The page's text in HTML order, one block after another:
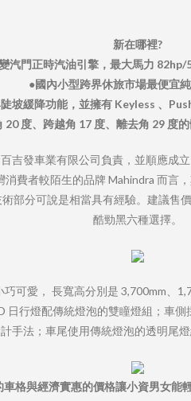
新在哪裡?
汽門正時汽油引擎，最大馬力
●國內小型跨界休旅市場最便宜純
坡緩降功能，並擁有 Keyless 、
20 度、跨越角 17 度、離去角 29 度
吉發車業有限公司負責，並順應成
費者較陌生的品牌 Mahindra 而言
部分可說是相當具有經驗。建議售
酷勁黑六種選擇。
可愛， 長寬高分別是 3,700mm、
行燈配傳統燈泡的雙瞳燈組；車
手法；車尾使用傳統燈泡的透明尾
車格與經濟實惠的價格讓小資男女能